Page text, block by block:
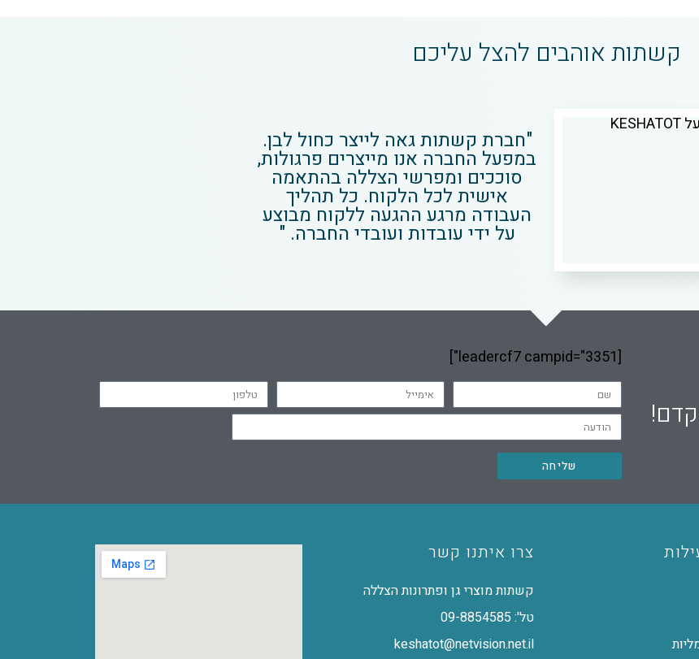
קשתות אוהבים להצל עליכם
"חברת קשתות גאה לייצר כחול לבן.
במפעל החברה אנו מייצרים פרגולות,
סוככים ומפרשי הצללה בהתאמה
אישית לכל הלקוח. כל תהליך
העבודה מרגע ההגעה ללקוח מבוצע
על ידי עובדות ועובדי החברה. "
[leadercf7 campid="3351"]
שליחה
צרו איתנו קשר
קשתות מוצרי גן ופתרונות הצללה
טל': 09-8854585
keshatot@netvision.net.il